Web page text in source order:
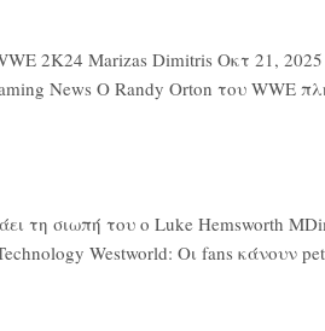
2K24 Marizas Dimitris Οκτ 21,
News Ο Randy Orton του WWE
τη σιωπή του ο Luke Hemsworth
Westworld: Οι fans κάνουν